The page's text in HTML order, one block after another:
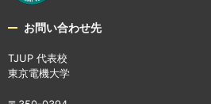
お問い合わせ先
TJUP 代表校
東京電機大学